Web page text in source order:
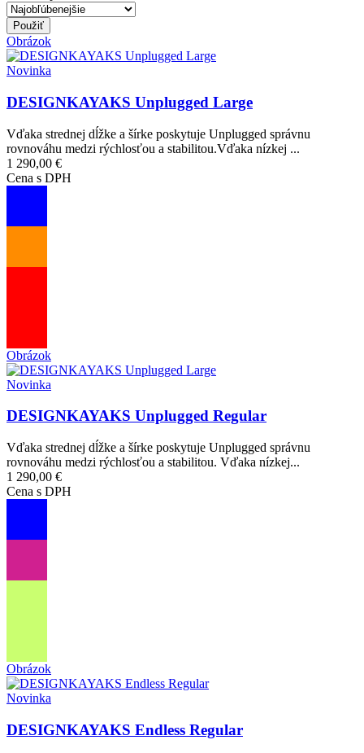
Obrázok
Novinka
DESIGNKAYAKS Unplugged Large
Vďaka strednej dĺžke a šírke poskytuje Unplugged správnu
rovnováhu medzi rýchlosťou a stabilitou.Vďaka nízkej ...
1 290,00 €
Cena s DPH
Obrázok
Novinka
DESIGNKAYAKS Unplugged Regular
Vďaka strednej dĺžke a šírke poskytuje Unplugged správnu
rovnováhu medzi rýchlosťou a stabilitou. Vďaka nízkej...
1 290,00 €
Cena s DPH
Obrázok
Novinka
DESIGNKAYAKS Endless Regular